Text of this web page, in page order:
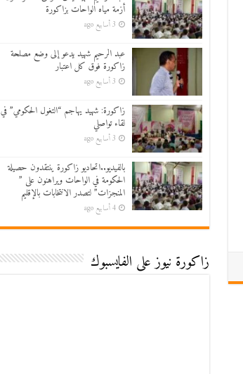
أزمة مياه الواحات بزاكورة
3 أسابيع ago
عبد الرحيم شهيد يدعو إلى وضع مصلحة
زاكورة فوق كل اعتبار
3 أسابيع ago
زاكورة: شهيد يهاجم “التغول الحكومي” في
لقاء تواصلي
3 أسابيع ago
بالفيديو..اتحاديو زاكورة ينتقدون حصيلة
الحكومة في الواحات ويراهنون على ”
المنجزات” لتصدر الانتخابات بالإقليم
4 أسابيع ago
زاكورة نيوز على الفايسبوك